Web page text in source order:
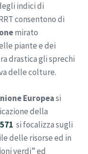
indici di
consentono di
mirato
piante e dei
drastica gli sprechi
delle colture.
Europeasi
della
si focalizza sugli
delle risorse ed in
verdi” ed